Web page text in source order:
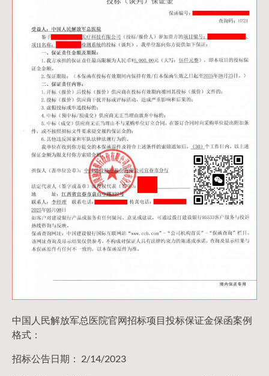
中国人民解放军总医院官网招标项目投标保证金保函案例
格式：
招标公告日期： 2/14/2023